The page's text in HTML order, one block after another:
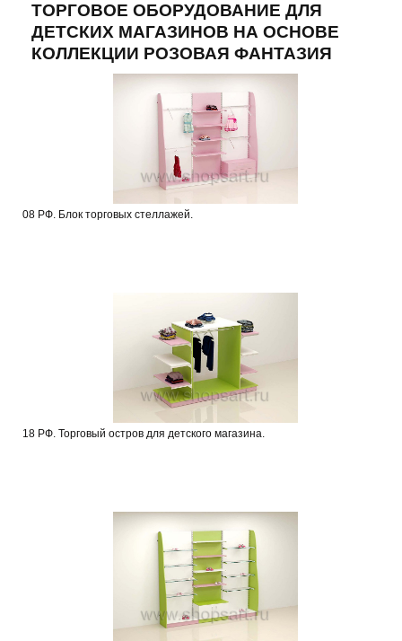
ТОРГОВОЕ ОБОРУДОВАНИЕ ДЛЯ
ДЕТСКИХ МАГАЗИНОВ НА ОСНОВЕ
КОЛЛЕКЦИИ РОЗОВАЯ ФАНТАЗИЯ
08 РФ. Блок торговых стеллажей.
18 РФ. Торговый остров для детского магазина.